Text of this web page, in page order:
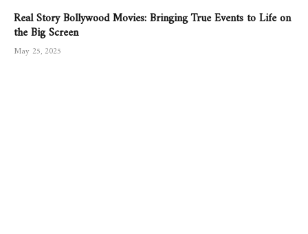
Real Story Bollywood Movies: Bringing True Events to Life on
the Big Screen
May 25, 2025